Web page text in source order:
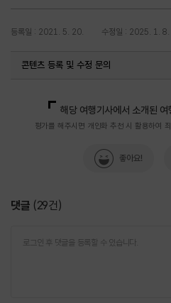
등록일 : 2021. 5. 20. 수정일 : 2025. 1. 8.
콘텐츠 등록 및 수정 문의
해당 여행기사에서 소개된
평가를 해주시면 개인화 추천 시 활용하여
좋아요!
댓글 (29건)